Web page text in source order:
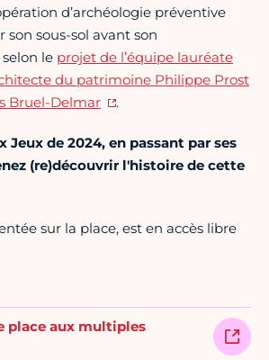
d’archéologie préventive
sous-sol avant son
le projet de l’équipe lauréate
du patrimoine Philippe Prost
Bruel-Delmar
.
Jeux de 2024, en passant par ses
(re)découvrir l'histoire de cette
sur la place, est en accès libre
place aux multiples